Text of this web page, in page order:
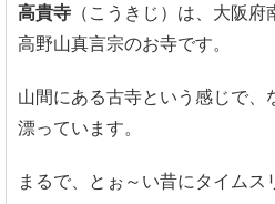
高貴寺 （こうきじ）は、大阪
高野山真言宗のお寺です。
山間にある古寺という感じで
漂っています。
まるで、とぉ～い昔にタイムス